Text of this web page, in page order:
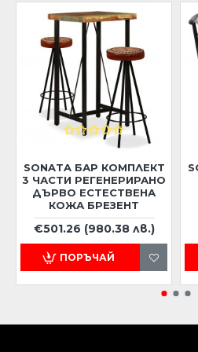
SONATA БАР КОМПЛЕКТ
3 ЧАСТИ РЕГЕНЕРИРАНО
ДЪРВО ЕСТЕСТВЕНА
КОЖА БРЕЗЕНТ
€501.26 (980.38 лв.)
ПОРЪЧАЙ